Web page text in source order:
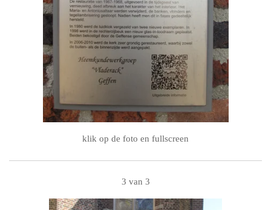
klik op de foto en fullscreen
3 van 3